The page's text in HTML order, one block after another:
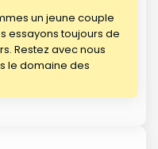
un jeune couple
essayons toujours de
Restez avec nous
le domaine des